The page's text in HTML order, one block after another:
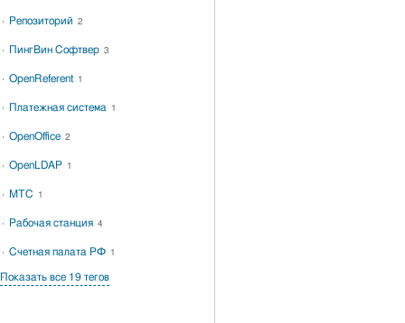
Репозиторий 2
ПингВин Софтвер 3
OpenReferent 1
Платежная система 1
OpenOffice 2
OpenLDAP 1
МТС 1
Рабочая станция 4
Счетная палата РФ 1
Показать все 19 тегов